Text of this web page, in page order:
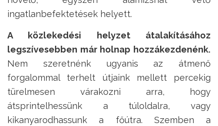
ingatlanbefektetések helyett.
A közlekedési helyzet átalakításához
legszívesebben már holnap hozzákezdenénk.
Nem szeretnénk ugyanis az átmenő
forgalommal terhelt útjaink mellett percekig
türelmesen várakozni arra, hogy
átsprintelhessünk a túloldalra, vagy
kikanyarodhassunk a főútra. Szemben a